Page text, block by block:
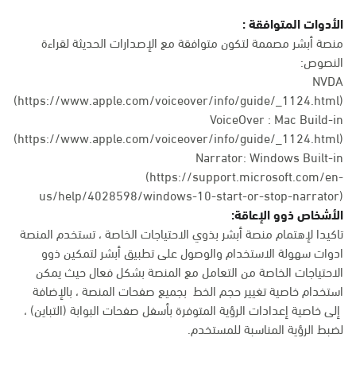
الأدوات المتوافقة :
منصة أبشر مصممة لتكون متوافقة مع الإصدارات الحديثة لقراءة
النصوص:
NVDA
(https://www.apple.com/voiceover/info/guide/_1124.html)
VoiceOver : Mac Build-in
(https://www.apple.com/voiceover/info/guide/_1124.html)
Narrator: Windows Built-in
(https://support.microsoft.com/en-
us/help/4028598/windows-10-start-or-stop-narrator)
الأشخاص ذوو الإعاقة:
تاكيدا لإهتمام منصة أبشر بذوي الاحتياجات الخاصة ، تستخدم المنصة
ادوات سهولة الاستخدام والوصول على تطبيق أبشر لتمكين ذوو
الاحتياجات الخاصة من التعامل مع المنصة بشكل فعال حيث يمكن
استخدام خاصية تغيير حجم الخط بجميع صفحات المنصة ، بالإضافة
إلى خاصية إعدادات الرؤية المتوفرة بأسفل صفحات البوابة (التباين) ،
لضبط الرؤية المناسبة للمستخدم.